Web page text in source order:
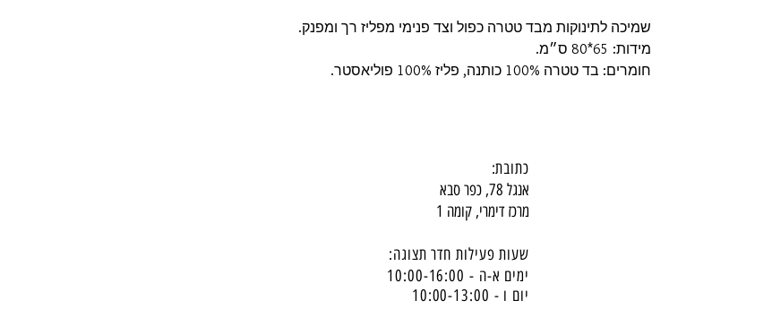
שמיכה לתינוקות מבד טטרה כפול וצד פנימי מפליז רך ומפנק.
מידות: 65*80 ס״מ.
חומרים: בד טטרה 100% כותנה, פליז 100% פוליאסטר.
כתובת:
אנגל 78, כפר סבא
מרכז דימרי, קומה 1
שעות פעילות חדר תצוגה:
ימים א-ה - 10:00-16: 00
יום ו - 10:00-13:00